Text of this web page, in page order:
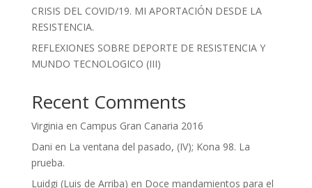
CRISIS DEL COVID/19. MI APORTACIÓN DESDE LA
RESISTENCIA.
REFLEXIONES SOBRE DEPORTE DE RESISTENCIA Y
MUNDO TECNOLOGICO (III)
Recent Comments
Virginia en Campus Gran Canaria 2016
Dani en La ventana del pasado, (IV); Kona 98. La
prueba.
Luidgi (Luis de Arriba) en Doce mandamientos para el